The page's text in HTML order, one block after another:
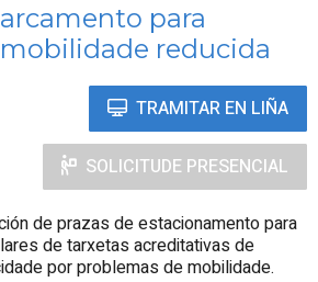
para
reducida
TRAMITAR EN LIÑA
SOLICITUDE PRESENCIAL
de prazas de estacionamento para
de tarxetas acreditativas de
por problemas de mobilidade.